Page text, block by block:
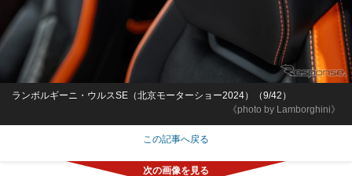
《photo by Lamborghini》
ランボルギーニ・ウルスSE（北京モーターショー2024）（9/42）
この記事へ戻る